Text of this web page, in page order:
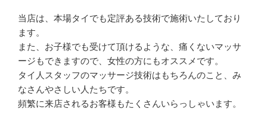
当店は、本場タイでも定評ある技術で施術いたしており
ます。
また、お子様でも受けて頂けるような、痛くないマッサ
ージもできますので、女性の方にもオススメです。
タイ人スタッフのマッサージ技術はもちろんのこと、み
なさんやさしい人たちです。
頻繁に来店されるお客様もたくさんいらっしゃいます。